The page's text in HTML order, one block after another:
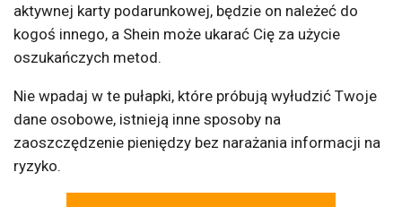
aktywnej karty podarunkowej, będzie on należeć do
kogoś innego, a Shein może ukarać Cię za użycie
oszukańczych metod.
Nie wpadaj w te pułapki, które próbują wyłudzić Twoje
dane osobowe, istnieją inne sposoby na
zaoszczędzenie pieniędzy bez narażania informacji na
ryzyko.